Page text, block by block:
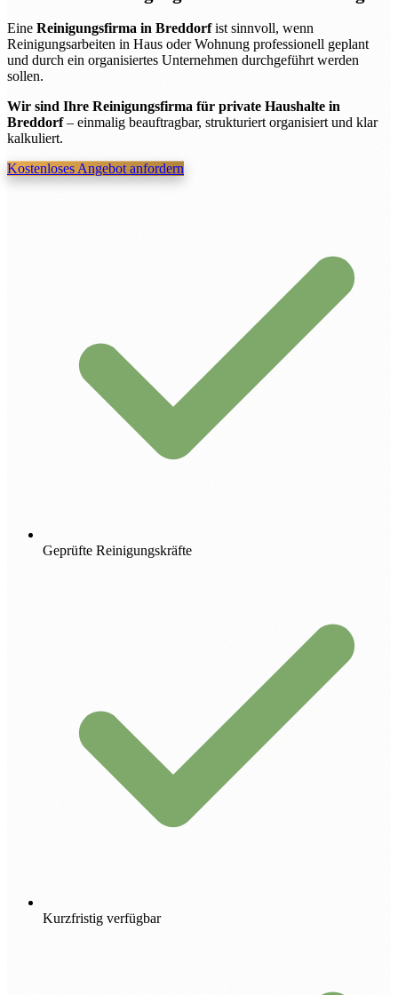
Eine Reinigungsfirma in Breddorfist sinnvoll, wenn
Reinigungsarbeiten in Haus oder Wohnung professionell geplant
und durch ein organisiertes Unternehmen durchgeführt werden
sollen.
Wir sind Ihre Reinigungsfirma für private Haushalte in
Breddorf– einmalig beauftragbar, strukturiert organisiert und klar
kalkuliert.
Kostenloses Angebot anfordern
Geprüfte Reinigungskräfte
Kurzfristig verfügbar